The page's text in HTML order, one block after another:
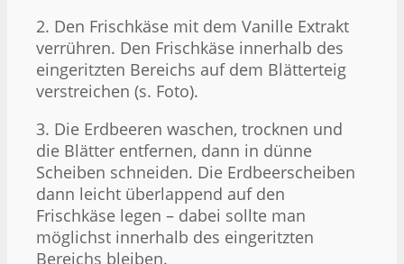
2. Den Frischkäse mit dem Vanille Extrakt
verrühren. Den Frischkäse innerhalb des
eingeritzten Bereichs auf dem Blätterteig
verstreichen (s. Foto).
3. Die Erdbeeren waschen, trocknen und
die Blätter entfernen, dann in dünne
Scheiben schneiden. Die Erdbeerscheiben
dann leicht überlappend auf den
Frischkäse legen – dabei sollte man
möglichst innerhalb des eingeritzten
Bereichs bleiben.